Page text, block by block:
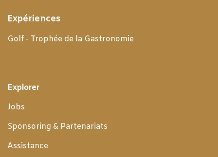
Expériences
Golf - Trophée de la Gastronomie
Explorer
Jobs
Sponsoring & Partenariats
Assistance